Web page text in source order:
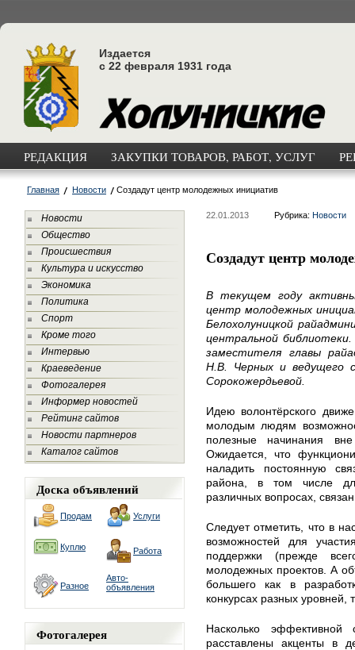
Издается
с 22 февраля 1931 года
РЕДАКЦИЯ ЗАКУПКИ ТОВАРОВ, РАБОТ, УСЛУГ
Главная Новости Создадут центр молодежных инициатив
Новости
Общество
Происшествия
Культура и искусство
Экономика
Политика
Спорт
Кроме того
Интервью
Краеведение
Фотогалерея
Информер новостей
Рейтинг сайтов
Новости партнеров
Каталог сайтов
Доска объявлений
Продам Услуги
Куплю Работа
Разное
Авто-
объявления
Фотогалерея
22.01.2013 Рубрика: Новости
Создадут центр
В текущем году
центр молодежных
Белохолуницкой
центральной
заместителя главы
Н.В. Черных и ведущего
Сорокожердьевой.
Идею волонтёрского
молодым людям
полезные начинания
Ожидается, что
наладить постоянную
района, в том числе
различных вопросах,
Следует отметить, что в
возможностей для
поддержки (прежде
молодежных проектов. А
большего как в
конкурсах разных уровней,
Насколько эффективной
расставлены акценты в